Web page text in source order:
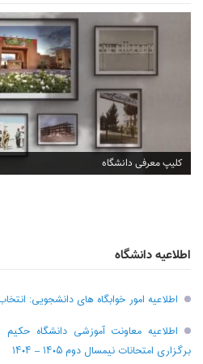
افتتاح دفتر انجمن آثار و مفاخر سبزوار
اطلاعیه دانشگاه
اطلاعیه امور خوابگاه های دانشجویی:
اطلاعیه معاونت آموزشی دانشگاه
برگزاری امتحانات نیمسال دوم ۱۴۰۵ – ۱۴۰۴